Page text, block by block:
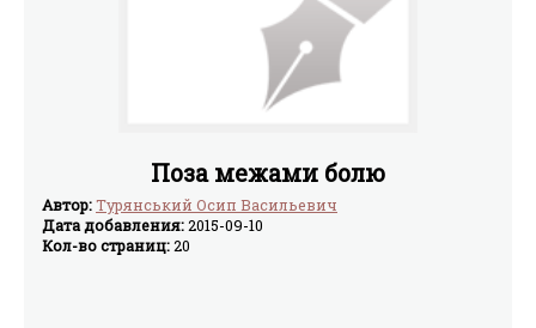
Поза межами болю
Автор:Турянський Осип Васильевич
Дата добавления:2015-09-10
Кол-во страниц:20